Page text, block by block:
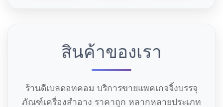
สินค้าของเรา
ร้านดีเบลดอทคอม บริการขายแพคเกจจิ้งบรรจุ
ภัณฑ์เครื่องสำอาง ราคาถูก หลากหลายประเภท